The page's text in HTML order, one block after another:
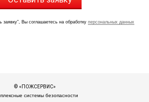
заявку”, Вы соглашаетесь на обработку персональных данных
© «ПОЖСЕРВИС»
системы безопасности